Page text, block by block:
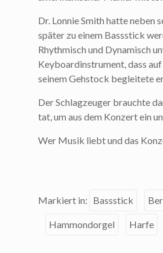
Dr. Lonnie Smith hatte neben
später zu einem Bassstick
Rhythmisch und Dynamisch
Keyboardinstrument, dass
seinem Gehstock begleitete
Der Schlagzeuger brauchte
tat, um aus dem Konzert ein
Wer Musik liebt und das
Markiert in: Bassstick
Hammondorgel Harfe